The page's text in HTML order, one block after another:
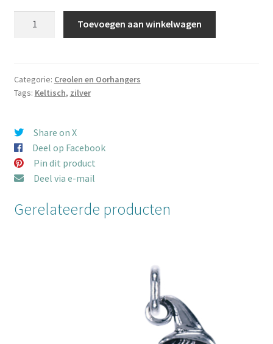
aantal
Toevoegen aan winkelwagen
Categorie: Creolen en Oorhangers
Tags: Keltisch, zilver
Share on X
Deel op Facebook
Pin dit product
Deel via e-mail
Gerelateerde producten